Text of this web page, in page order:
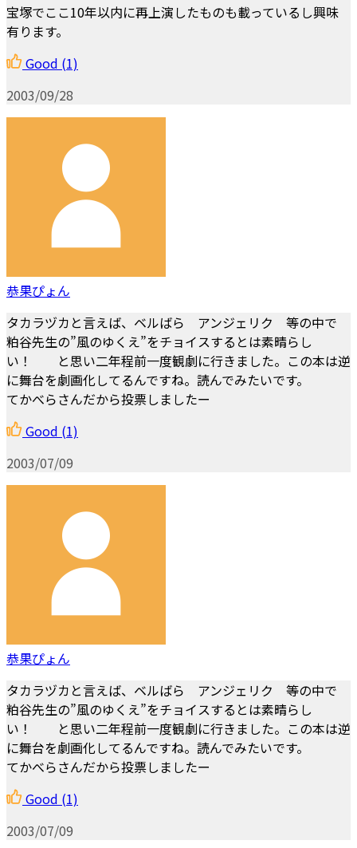
宝塚でここ10年以内に再上演したものも載っているし興味
有ります。
Good (1)
2003/09/28
恭果ぴょん
タカラヅカと言えば、ベルばら アンジェリク 等の中で
粕谷先生の”風のゆくえ”をチョイスするとは素晴らし
い！ と思い二年程前一度観劇に行きました。この本は逆
に舞台を劇画化してるんですね。読んでみたいです。
てかべらさんだから投票しましたー
Good (1)
2003/07/09
恭果ぴょん
タカラヅカと言えば、ベルばら アンジェリク 等の中で
粕谷先生の”風のゆくえ”をチョイスするとは素晴らし
い！ と思い二年程前一度観劇に行きました。この本は逆
に舞台を劇画化してるんですね。読んでみたいです。
てかべらさんだから投票しましたー
Good (1)
2003/07/09